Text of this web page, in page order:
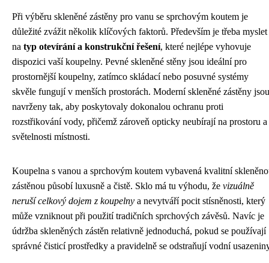
Při výběru skleněné zástěny pro vanu se sprchovým koutem je
důležité zvážit několik klíčových faktorů. Především je třeba myslet
na typ otevírání a konstrukční řešení, které nejlépe vyhovuje
dispozici vaší koupelny. Pevné skleněné stěny jsou ideální pro
prostornější koupelny, zatímco skládací nebo posuvné systémy
skvěle fungují v menších prostorách. Moderní skleněné zástěny jsou
navrženy tak, aby poskytovaly dokonalou ochranu proti
rozstřikování vody, přičemž zároveň opticky neubírají na prostoru a
světelnosti místnosti.
Koupelna s vanou a sprchovým koutem vybavená kvalitní
zástěnou působí luxusně a čistě. Sklo má tu výhodu, že vizuálně
neruší celkový dojem z koupelny a nevytváří pocit stísněnosti, který
může vzniknout při použití tradičních sprchových závěsů. Navíc je
údržba skleněných zástěn relativně jednoduchá, pokud se používají
správné čisticí prostředky a pravidelně se odstraňují vodní